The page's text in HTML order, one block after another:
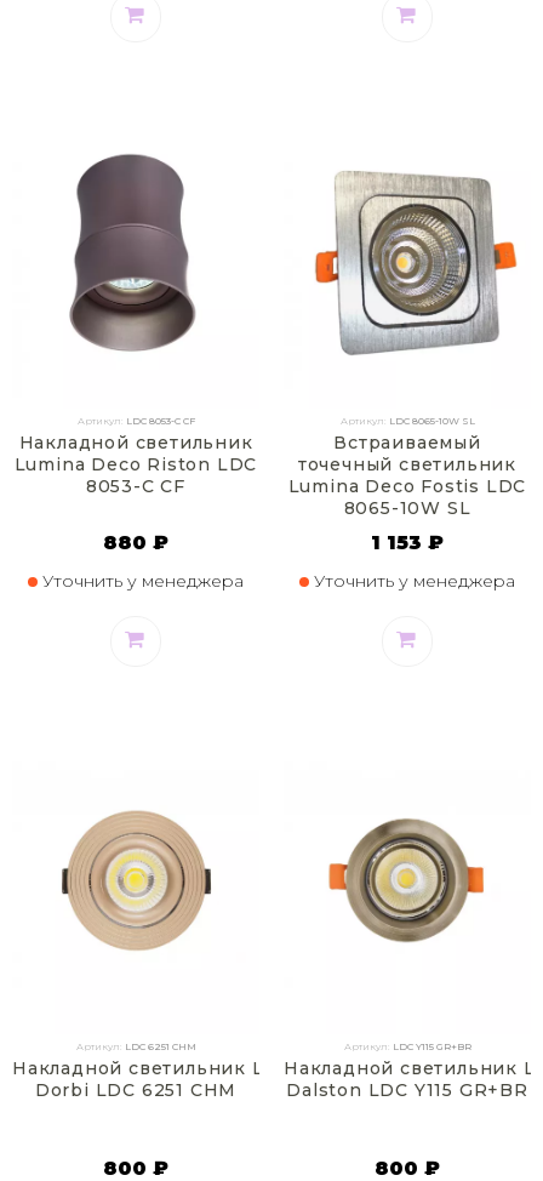
Артикул: LDC 8053-C CF
Накладной светильник
Lumina Deco Riston LDC
8053-C CF
880 ₽
Уточнить у менеджера
Артикул: LDC 8065-10W SL
Встраиваемый
точечный светильник
Lumina Deco Fostis LDC
8065-10W SL
1 153 ₽
Уточнить у менеджера
Артикул: LDC 6251 CHM
Накладной светильник Lumina Deco
Dorbi LDC 6251 CHM
800 ₽
Артикул: LDC Y115 GR+BR
Накладной светильник
Dalston LDC Y115 GR+BR
800 ₽